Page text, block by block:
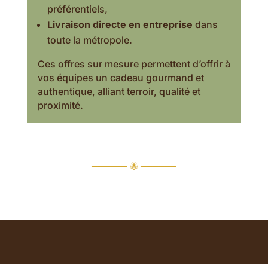
préférentiels,
Livraison directe en entreprise dans
toute la métropole.
Ces offres sur mesure permettent d’offrir à
vos équipes un cadeau gourmand et
authentique, alliant terroir, qualité et
proximité.
────── 🐝 ──────